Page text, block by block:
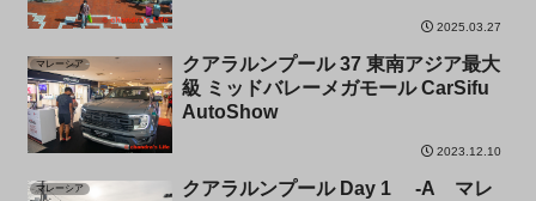
2025.03.27
マレーシア
クアラルンプール 37 東南アジア最大
級 ミッドバレーメガモール CarSifu
AutoShow
2023.12.10
マレーシア
クアラルンプール Day 1 -A マレ